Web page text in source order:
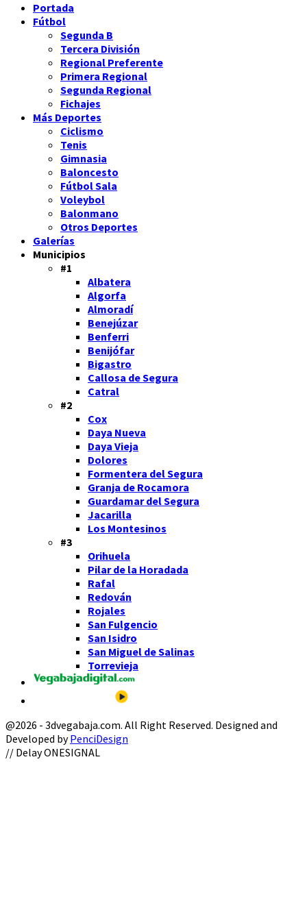
Portada
Fútbol
Segunda B
Tercera División
Regional Preferente
Primera Regional
Segunda Regional
Fichajes
Más Deportes
Ciclismo
Tenis
Gimnasia
Baloncesto
Fútbol Sala
Voleybol
Balonmano
Otros Deportes
Galerías
Municipios
#1
Albatera
Algorfa
Almoradí
Benejúzar
Benferri
Benijófar
Bigastro
Callosa de Segura
Catral
#2
Cox
Daya Nueva
Daya Vieja
Dolores
Formentera del Segura
Granja de Rocamora
Guardamar del Segura
Jacarilla
Los Montesinos
#3
Orihuela
Pilar de la Horadada
Rafal
Redován
Rojales
San Fulgencio
San Isidro
San Miguel de Salinas
Torrevieja
@2026 - 3dvegabaja.com. All Right Reserved. Designed and
Developed byPenciDesign
Facebook
Twitter
Instagram
Youtube
Email
// Delay ONESIGNAL